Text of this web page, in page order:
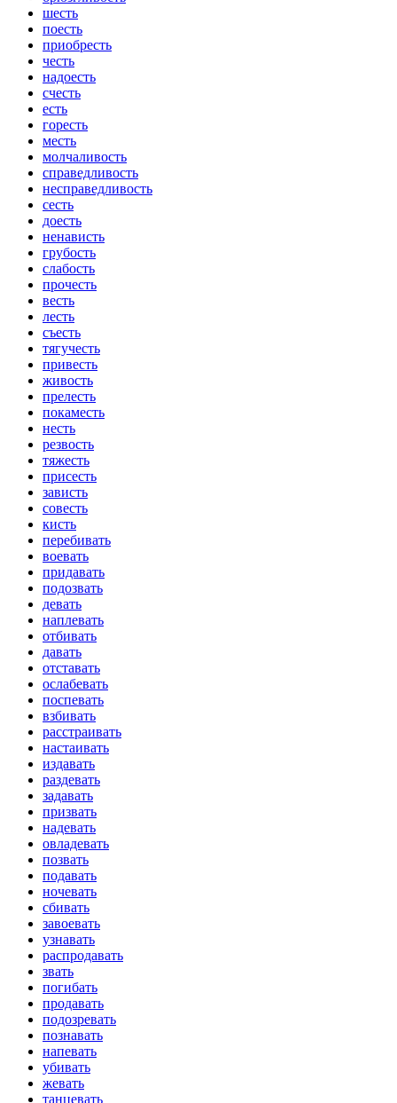
шесть
поесть
приобресть
честь
надоесть
счесть
есть
горесть
месть
молчаливость
справедливость
несправедливость
сесть
доесть
ненависть
грубость
слабость
прочесть
весть
лесть
съесть
тягучесть
привесть
живость
прелесть
покаместь
несть
резвость
тяжесть
присесть
зависть
совесть
кисть
перебивать
воевать
придавать
подозвать
девать
наплевать
отбивать
давать
отставать
ослабевать
поспевать
взбивать
расстраивать
настаивать
издавать
раздевать
задавать
призвать
надевать
овладевать
позвать
подавать
ночевать
сбивать
завоевать
узнавать
распродавать
звать
погибать
продавать
подозревать
познавать
напевать
убивать
жевать
танцевать